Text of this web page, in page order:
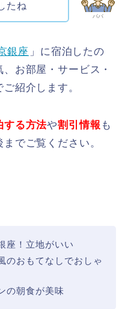
パパ
たね
銀座 」に宿泊したの
お部屋・サービス・
紹介します。
する方法や割引情報 も
でご覧ください。
座！立地がいい
のおもてなしでおしゃ
の朝食が美味